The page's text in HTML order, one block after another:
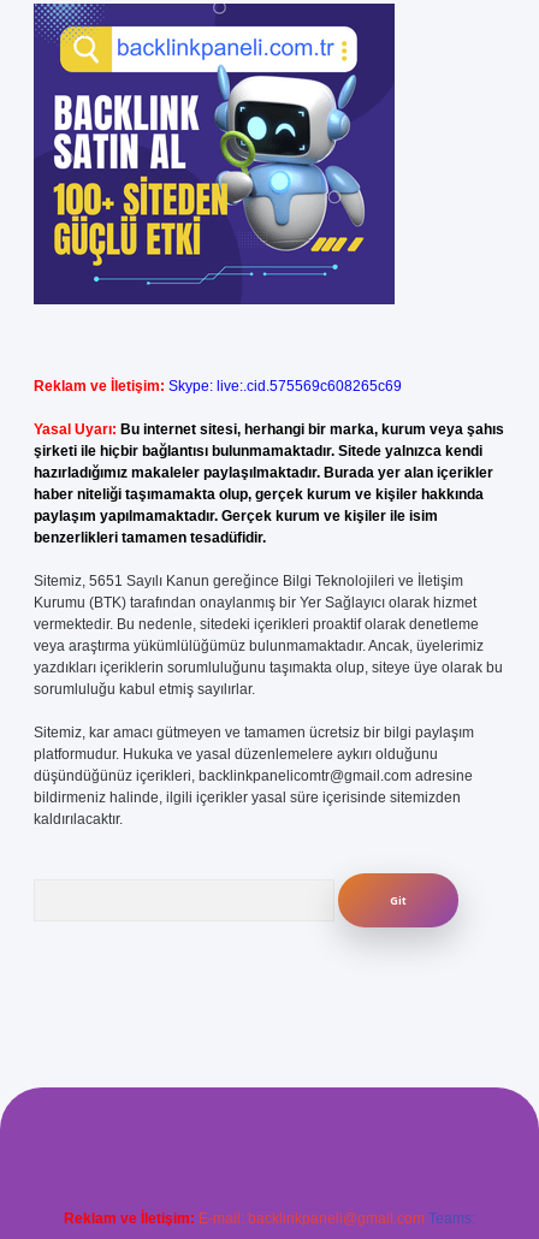
Reklam ve İletişim: Skype: live:.cid.575569c608265c69
Yasal Uyarı: Bu internet sitesi, herhangi bir marka, kurum veya şahıs
şirketi ile hiçbir bağlantısı bulunmamaktadır. Sitede yalnızca kendi
hazırladığımız makaleler paylaşılmaktadır. Burada yer alan içerikler
haber niteliği taşımamakta olup, gerçek kurum ve kişiler hakkında
paylaşım yapılmamaktadır. Gerçek kurum ve kişiler ile isim
benzerlikleri tamamen tesadüfidir.
Sitemiz, 5651 Sayılı Kanun gereğince Bilgi Teknolojileri ve İletişim
Kurumu (BTK) tarafından onaylanmış bir Yer Sağlayıcı olarak hizmet
vermektedir. Bu nedenle, sitedeki içerikleri proaktif olarak denetleme
veya araştırma yükümlülüğümüz bulunmamaktadır. Ancak, üyelerimiz
yazdıkları içeriklerin sorumluluğunu taşımakta olup, siteye üye olarak bu
sorumluluğu kabul etmiş sayılırlar.
Sitemiz, kar amacı gütmeyen ve tamamen ücretsiz bir bilgi paylaşım
platformudur. Hukuka ve yasal düzenlemelere aykırı olduğunu
düşündüğünüz içerikleri, backlinkpanelicomtr@gmail.com adresine
bildirmeniz halinde, ilgili içerikler yasal süre içerisinde sitemizden
kaldırılacaktır.
Reklam ve İletişim: E-mail: backlinkpaneli@gmail.com Teams: